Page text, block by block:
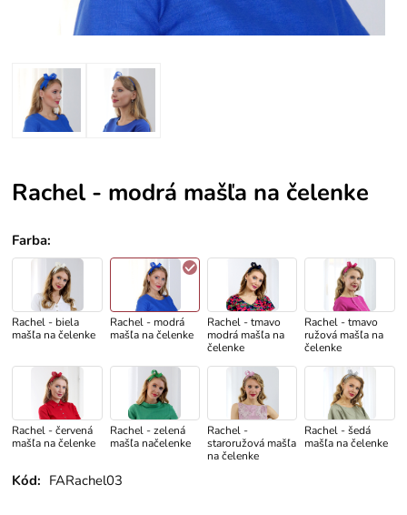
Rachel - modrá mašľa na čelenke
Farba:
Rachel - biela
mašľa na čelenke
Rachel - modrá
mašľa na čelenke
Rachel - tmavo
modrá mašľa na
čelenke
Rachel - tmavo
ružová mašľa na
čelenke
Rachel - červená
mašľa na čelenke
Rachel - zelená
mašľa načelenke
Rachel -
staroružová mašľa
na čelenke
Rachel - šedá
mašľa na čelenke
Kód: FARachel03